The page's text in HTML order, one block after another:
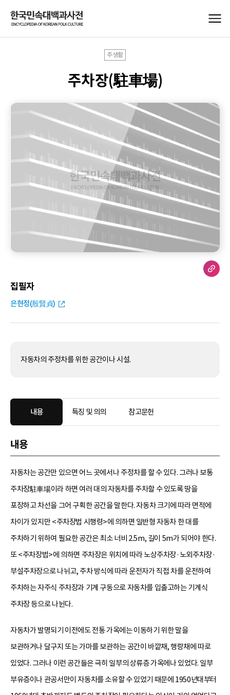
주생활
주차장(駐車場)
집필자
은현정(殷賢貞)
자동차의 주정차를 위한 공간이나 시설.
내용 특징 및 의의 참고문헌
내용
자동차는 공간만 있으면 어느 곳에서나 주정차를 할 수 있다. 그러나 보통
주차장駐車場이라 하면 여러 대의 자동차를 주차할 수 있도록 땅을
포장하고 차선을 그어 구획한 공간을 말한다. 자동차 크기에 따라 면적에
차이가 있지만 <주차장법 시행령>에 의하면 일반형 자동차 한 대를
주차하기 위하여 필요한 공간은 최소 너비 2.5m, 길이 5m가 되어야 한다.
또 <주차장법>에 의하면 주차장은 위치에 따라 노상주차장·노외주차장·
부설주차장으로 나뉘고, 주차 방식에 따라 운전자가 직접 차를 운전하여
주차하는 자주식 주차장과 기계 구동으로 자동차를 입출고하는 기계식
주차장 등으로 나뉜다.
자동차가 발명되기 이전에도 전통 가옥에는 이동하기 위한 말을
보관하거나 달구지 또는 가마를 보관하는 공간이 바깥채, 행랑채에 따로
있었다. 그러나 이런 공간들은 극히 일부의 상류층 가옥에나 있었다. 일부
부유층이나 관공서만이 자동차를 소유할 수 있었기 때문에 1950년대부터